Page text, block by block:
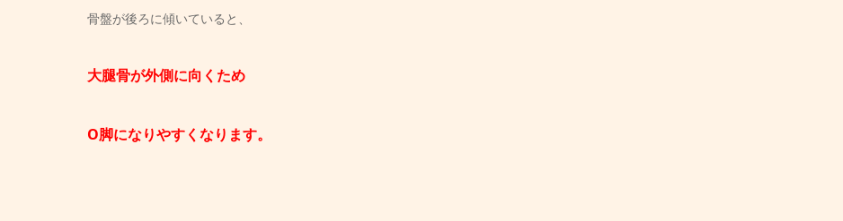
骨盤が後ろに傾いていると、
大腿骨が外側に向くため
O脚になりやすくなります。